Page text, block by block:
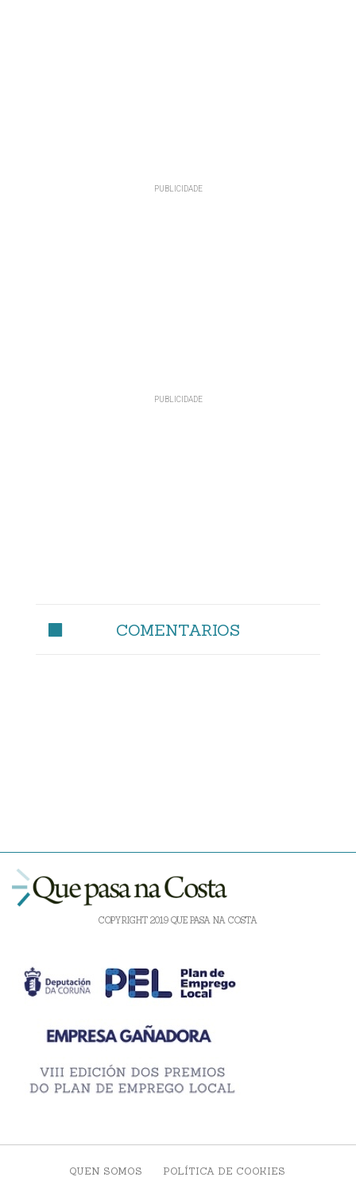
COMENTARIOS
COPYRIGHT 2019 QUE PASA NA COSTA
QUEN SOMOS POLÍTICA DE COOKIES